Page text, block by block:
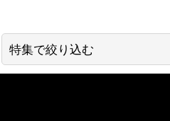
並び順 :
特集で絞り込む